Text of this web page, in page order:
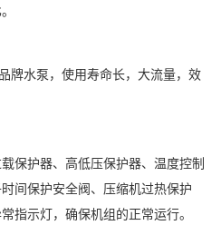
水泵，使用寿命长，大流量，效
护器、高低压保护器、温度控制
间保护安全阀、压缩机过热保护
指示灯，确保机组的正常运行。